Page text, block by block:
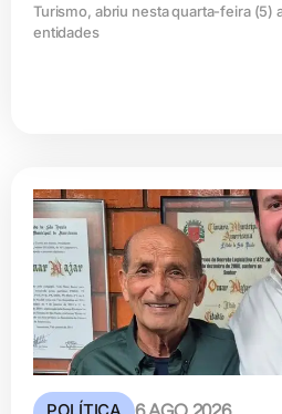
Turismo, abriu nesta quarta-feira (5)
entidades